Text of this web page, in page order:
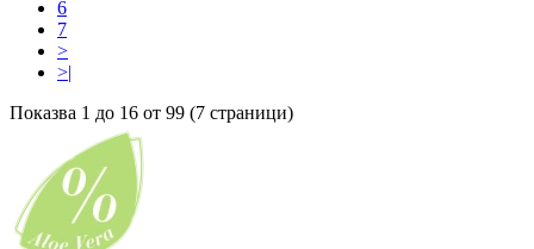
6
7
>
>|
Показва 1 до 16 от 99 (7 страници)